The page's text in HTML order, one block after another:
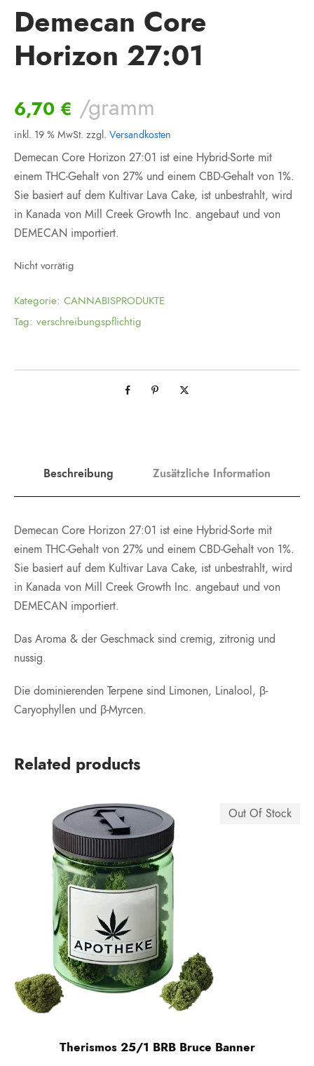
Demecan Core
Horizon 27:01
6,70 € /gramm
inkl. 19 % MwSt. zzgl. Versandkosten
Demecan Core Horizon 27:01 ist eine Hybrid-Sorte mit
einem THC-Gehalt von 27% und einem CBD-Gehalt von 1%.
Sie basiert auf dem Kultivar Lava Cake, ist unbestrahlt, wird
in Kanada von Mill Creek Growth Inc. angebaut und von
DEMECAN importiert.
Nicht vorrätig
Kategorie: CANNABISPRODUKTE
Tag: verschreibungspflichtig
Beschreibung Zusätzliche Information
Demecan Core Horizon 27:01 ist eine Hybrid-Sorte mit
einem THC-Gehalt von 27% und einem CBD-Gehalt von 1%.
Sie basiert auf dem Kultivar Lava Cake, ist unbestrahlt, wird
in Kanada von Mill Creek Growth Inc. angebaut und von
DEMECAN importiert.
Das Aroma & der Geschmack sind cremig, zitronig und
nussig.
Die dominierenden Terpene sind Limonen, Linalool, β-
Caryophyllen und β-Myrcen.
Related products
Out Of Stock
Therismos 25/1 BRB Bruce Banner